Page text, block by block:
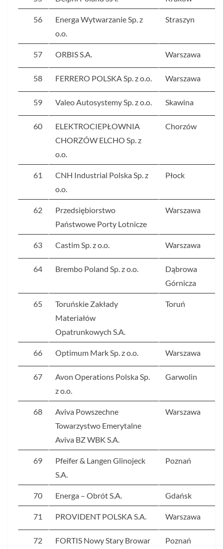
56
Energa Wytwarzanie Sp. z
o.o.
Straszyn
57 ORBIS S.A. Warszawa
58 FERRERO POLSKA Sp. z o.o. Warszawa
59 Valeo Autosystemy Sp. z o.o. Skawina
60
ELEKTROCIEPŁOWNIA
CHORZÓW ELCHO Sp. z
o.o.
Chorzów
61
CNH Industrial Polska Sp. z
o.o.
Płock
62
Przedsiębiorstwo
Państwowe Porty Lotnicze
Warszawa
63 Castim Sp. z o.o. Warszawa
64 Brembo Poland Sp. z o.o.
Dąbrowa
Górnicza
65
Toruńskie Zakłady
Materiałów
Opatrunkowych S.A.
Toruń
66 Optimum Mark Sp. z o.o. Warszawa
67
Avon Operations Polska Sp.
z o.o.
Garwolin
68
Aviva Powszechne
Towarzystwo Emerytalne
Aviva BZ WBK S.A.
Warszawa
69
Pfeifer & Langen Glinojeck
S.A.
Poznań
70 Energa – Obrót S.A. Gdańsk
71 PROVIDENT POLSKA S.A. Warszawa
72
FORTIS Nowy Stary Browar
Poznań